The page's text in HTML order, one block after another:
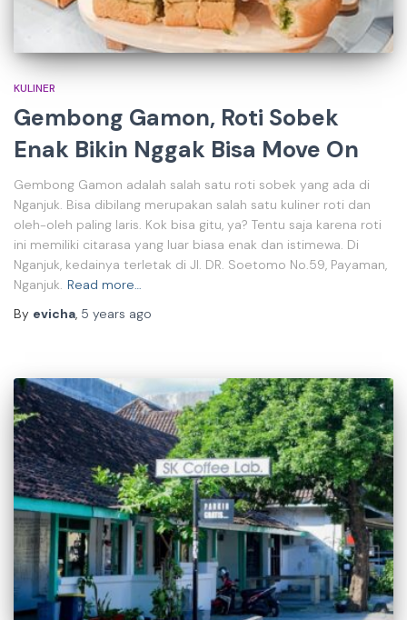
KULINER
Gembong Gamon, Roti Sobek
Enak Bikin Nggak Bisa Move On
Gembong Gamon adalah salah satu roti sobek yang ada di
Nganjuk. Bisa dibilang merupakan salah satu kuliner roti dan
oleh-oleh paling laris. Kok bisa gitu, ya? Tentu saja karena roti
ini memiliki citarasa yang luar biasa enak dan istimewa. Di
Nganjuk, kedainya terletak di Jl. DR. Soetomo No.59, Payaman,
Nganjuk. Read more…
By evicha 5 years ago